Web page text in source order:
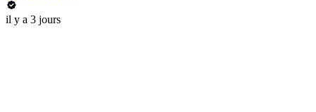
il y a 3 jours